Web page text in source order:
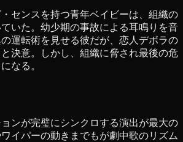
センスを持つ青年ベイビーは、組織の
いた。幼少期の事故による耳鳴りを音
運転術を見せる彼だが、恋人デボラの
決意。しかし、組織に脅され最後の危
なる。
ンが完璧にシンクロする演出が最大の
イパーの動きまでもが劇中歌のリズム